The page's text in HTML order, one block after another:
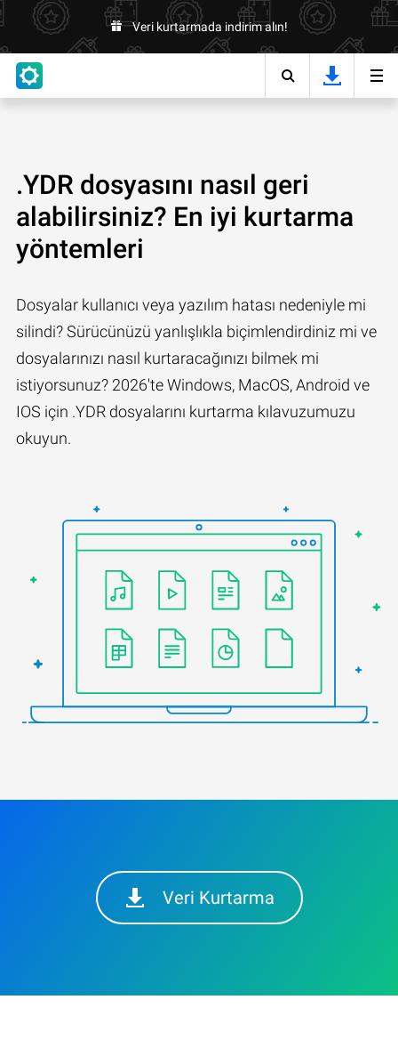
Veri kurtarmada indirim alın!
.YDR dosyasını nasıl geri
alabilirsiniz? En iyi kurtarma
yöntemleri
Dosyalar kullanıcı veya yazılım hatası nedeniyle mi
silindi? Sürücünüzü yanlışlıkla biçimlendirdiniz mi ve
dosyalarınızı nasıl kurtaracağınızı bilmek mi
istiyorsunuz? 2026'te Windows, MacOS, Android ve
IOS için .YDR dosyalarını kurtarma kılavuzumuzu
okuyun.
Veri Kurtarma